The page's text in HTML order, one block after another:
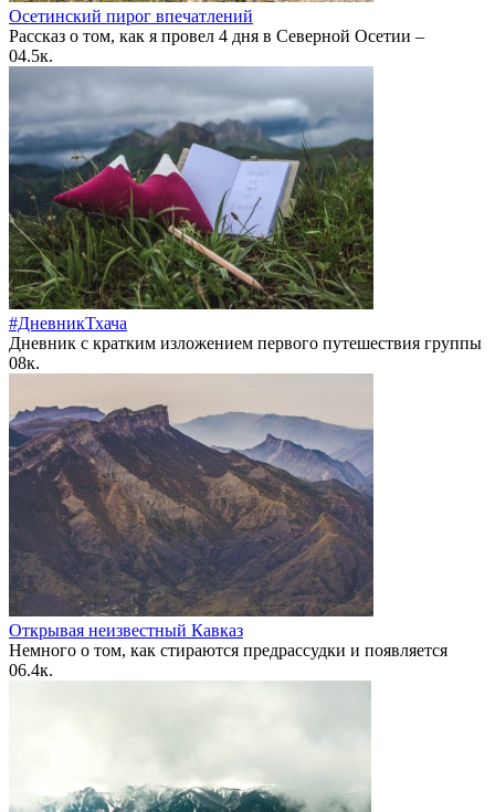
Осетинский пирог впечатлений
Рассказ о том, как я провел 4 дня в Северной Осетии –
04.5к.
#ДневникТхача
Дневник с кратким изложением первого путешествия группы
08к.
Открывая неизвестный Кавказ
Немного о том, как стираются предрассудки и появляется
06.4к.